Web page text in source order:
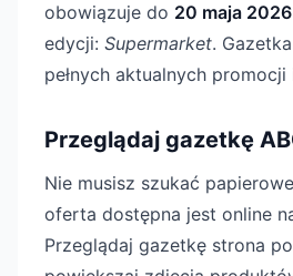
obowiązuje do 20 maja 2026
edycji: Supermarket.
pełnych aktualnych promocji
Przeglądaj gazetkę
Nie musisz szukać
oferta dostępna jest online
Przeglądaj gazetkę strona